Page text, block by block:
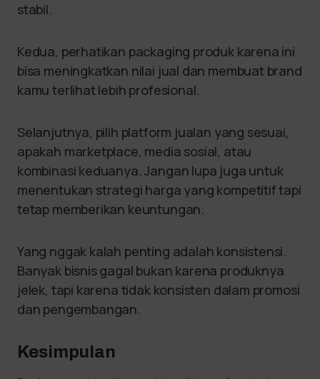
stabil.
Kedua, perhatikan packaging produk karena ini
bisa meningkatkan nilai jual dan membuat brand
kamu terlihat lebih profesional.
Selanjutnya, pilih platform jualan yang sesuai,
apakah marketplace, media sosial, atau
kombinasi keduanya. Jangan lupa juga untuk
menentukan strategi harga yang kompetitif tapi
tetap memberikan keuntungan.
Yang nggak kalah penting adalah konsistensi.
Banyak bisnis gagal bukan karena produknya
jelek, tapi karena tidak konsisten dalam promosi
dan pengembangan.
Kesimpulan